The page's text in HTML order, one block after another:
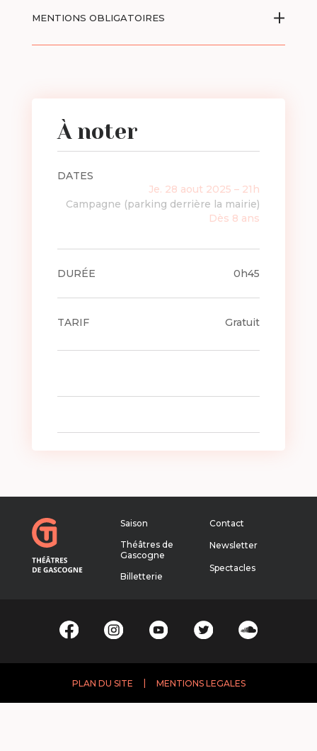
MENTIONS OBLIGATOIRES
À noter
DATES
Je. 28 aout 2025 – 21h
Campagne (parking derrière la mairie)
Dès 8 ans
DURÉE 0h45
TARIF Gratuit
Saison
Théâtres de
Gascogne
Billetterie
Contact
Newsletter
Spectacles
PLAN DU SITE MENTIONS LEGALES